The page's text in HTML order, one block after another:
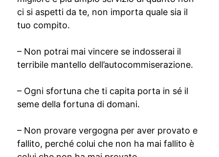
ci si aspetti da te, non importa quale sia il
tuo compito.
– Non potrai mai vincere se indosserai il
terribile mantello dell’autocommiserazione.
– Ogni sfortuna che ti capita porta in sé il
seme della fortuna di domani.
– Non provare vergogna per aver provato e
fallito, perché colui che non ha mai fallito è